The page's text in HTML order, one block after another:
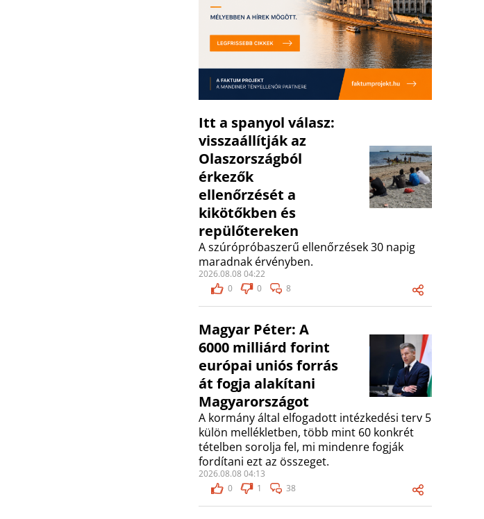
Itt a spanyol válasz:
visszaállítják az
Olaszországból
érkezők
ellenőrzését a
kikötőkben és
repülőtereken
A szúrópróbaszerű ellenőrzések 30 napig
maradnak érvényben.
2026.08.08 04:22
0
0 8
Magyar Péter: A
6000 milliárd forint
európai uniós forrás
át fogja alakítani
Magyarországot
A kormány által elfogadott intézkedési terv 5
külön mellékletben, több mint 60 konkrét
tételben sorolja fel, mi mindenre fogják
fordítani ezt az összeget.
2026.08.08 04:13
0
1 38